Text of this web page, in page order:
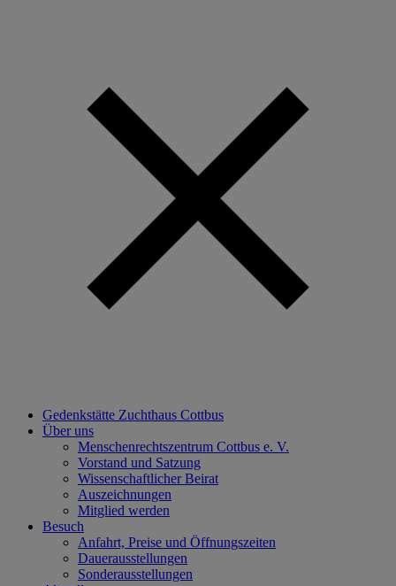
Gedenkstätte Zuchthaus Cottbus
Über uns
Menschenrechtszentrum Cottbus e. V.
Vorstand und Satzung
Wissenschaftlicher Beirat
Auszeichnungen
Mitglied werden
Besuch
Anfahrt, Preise und Öffnungszeiten
Dauerausstellungen
Sonderausstellungen